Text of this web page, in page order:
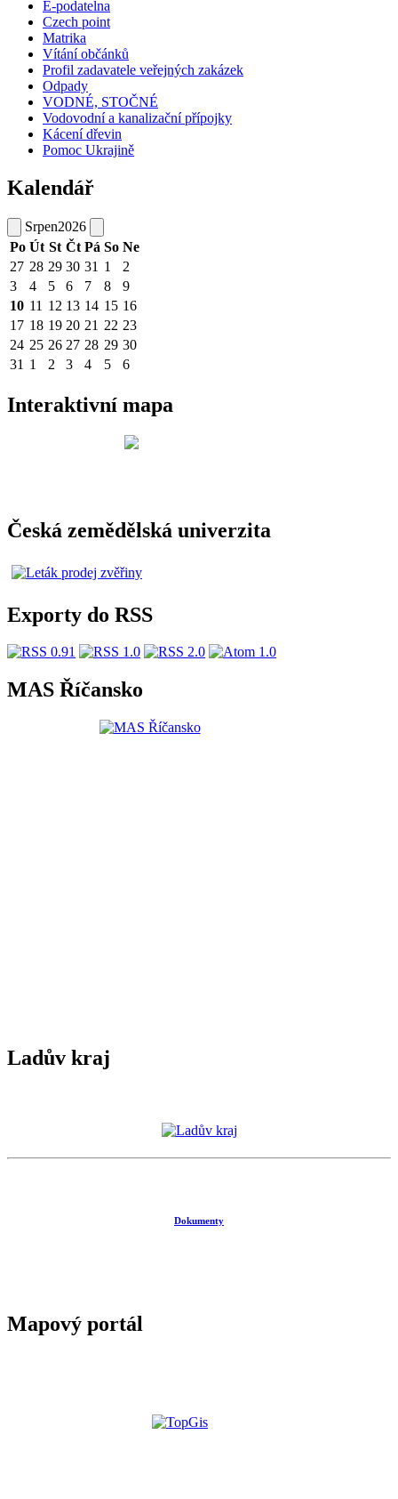
E-podatelna
Czech point
Matrika
Vítání občánků
Profil zadavatele veřejných zakázek
Odpady
VODNÉ, STOČNÉ
Vodovodní a kanalizační přípojky
Kácení dřevin
Pomoc Ukrajině
Kalendář
Srpen2026
Po Út St Čt Pá So Ne
27 28 29 30 31 1
2
3
4 5 6 7 8
9
10 11 12 13 14 15 16
17 18 19 20 21 22 23
24 25 26 27 28 29 30
31 1 2 3 4 5 6
Interaktivní mapa
Česká zemědělská univerzita
Exporty do RSS
MAS Říčansko
Ladův kraj
Dokumenty
Mapový portál